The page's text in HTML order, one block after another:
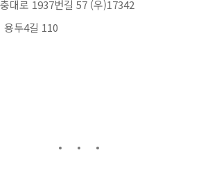
대로 1937번길 57 (우)17342
용두4길 110